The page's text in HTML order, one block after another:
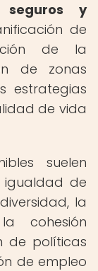
seguros y
de
de la
de zonas
estrategias
de vida
suelen
igualdad de
la
cohesión
de políticas
de empleo